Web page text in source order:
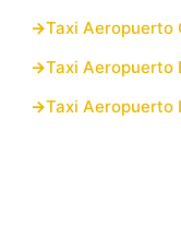
Taxi Aeropuerto
Taxi Aeropuerto
Taxi Aeropuerto